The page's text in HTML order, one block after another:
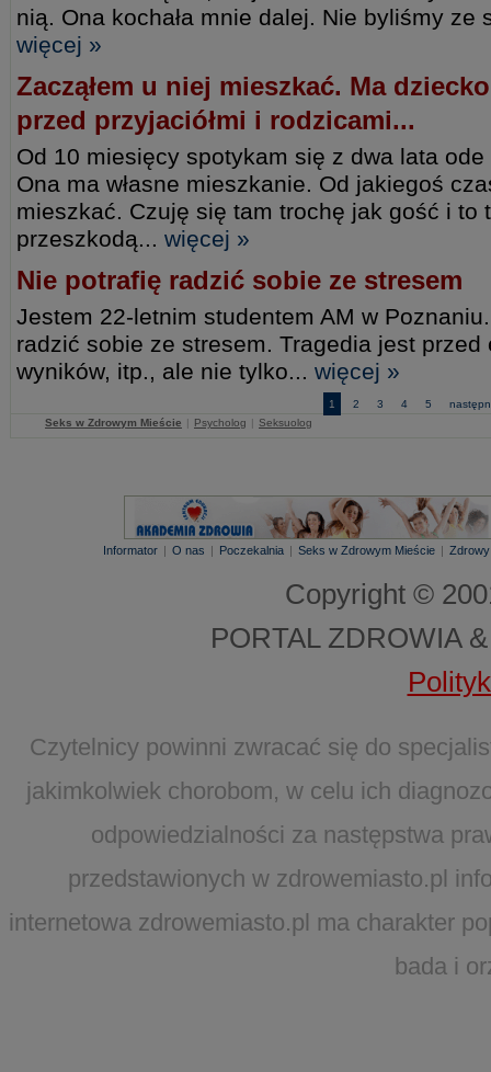
nią. Ona kochała mnie dalej. Nie byliśmy ze
więcej »
Zacząłem u niej mieszkać. Ma
przed przyjaciółmi i rodzicami...
Od 10 miesięcy spotykam się z dwa lata
Ona ma własne mieszkanie. Od jakiegoś
mieszkać. Czuję się tam trochę jak gość i to
przeszkodą... więcej »
Nie potrafię radzić sobie ze stresem
Jestem 22-letnim studentem AM w
radzić sobie ze stresem. Tragedia jest przed
wyników, itp., ale nie tylko... więcej »
1 2 3 4 5
Seks w Zdrowym Mieście | Psycholog | Seksuolog
Informator | O nas | Poczekalnia | Seks w Zdrowym Mieście |
Copyright ©
PORTAL ZDROWIA
Czytelnicy powinni zwracać się do
jakimkolwiek chorobom, w celu ich
odpowiedzialności za następstwa
przedstawionych w zdrowemiasto.pl
internetowa zdrowemiasto.pl ma charakter
bada i